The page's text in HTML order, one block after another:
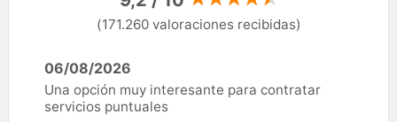
(171.260 valoraciones recibidas)
06/08/2026
Una opción muy interesante para contratar
servicios puntuales